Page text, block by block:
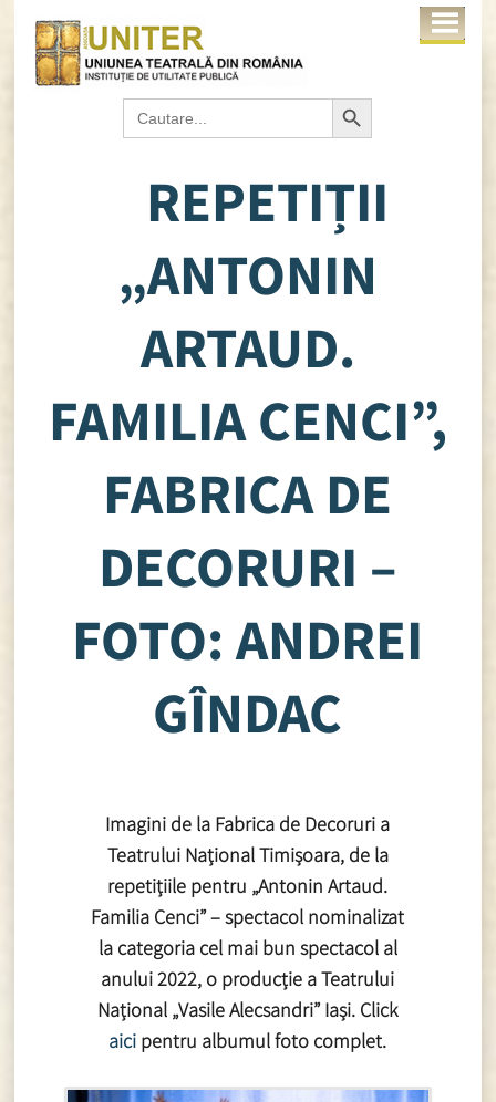
Search
for:
Search Button
REPETIȚII
„ANTONIN
ARTAUD.
FAMILIA CENCI”,
FABRICA DE
DECORURI –
FOTO: ANDREI
GÎNDAC
Imagini de la Fabrica de Decoruri a
Teatrului Național Timișoara, de la
repetițiile pentru „Antonin Artaud.
Familia Cenci” – spectacol nominalizat
la categoria cel mai bun spectacol al
anului 2022, o producție a Teatrului
Național „Vasile Alecsandri” Iași. Click
aici pentru albumul foto complet.